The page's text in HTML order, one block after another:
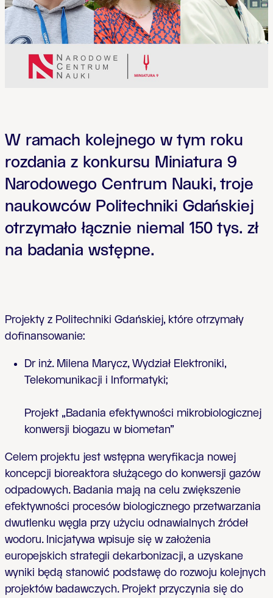
W ramach kolejnego w tym roku
rozdania z konkursu Miniatura 9
Narodowego Centrum Nauki, troje
naukowców Politechniki Gdańskiej
otrzymało łącznie niemal 150 tys. zł
na badania wstępne.
Projekty z Politechniki Gdańskiej, które otrzymały
dofinansowanie:
Dr inż. Milena Marycz, Wydział Elektroniki,
Telekomunikacji i Informatyki;
Projekt „Badania efektywności mikrobiologicznej
konwersji biogazu w biometan”
Celem projektu jest wstępna weryfikacja nowej
koncepcji bioreaktora służącego do konwersji gazów
odpadowych. Badania mają na celu zwiększenie
efektywności procesów biologicznego przetwarzania
dwutlenku węgla przy użyciu odnawialnych źródeł
wodoru. Inicjatywa wpisuje się w założenia
europejskich strategii dekarbonizacji, a uzyskane
wyniki będą stanowić podstawę do rozwoju kolejnych
projektów badawczych. Projekt przyczynia się do